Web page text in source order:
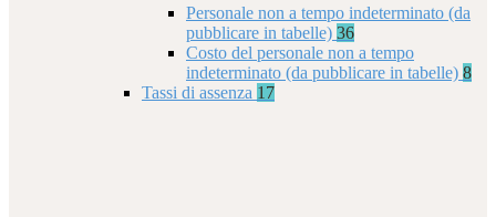
Personale non a tempo indeterminato (da
pubblicare in tabelle) 36
Costo del personale non a tempo
indeterminato (da pubblicare in tabelle) 8
Tassi di assenza 17